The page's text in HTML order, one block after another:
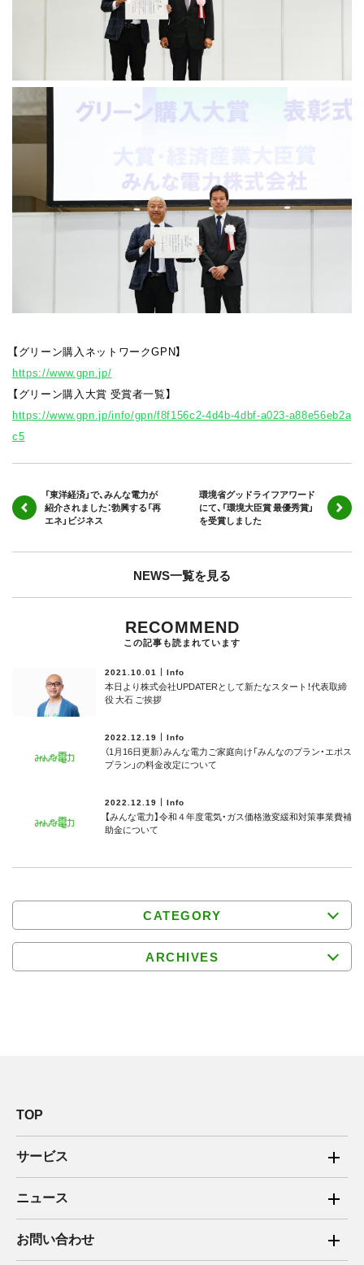
【グリーン購入ネットワークGPN】
https://www.gpn.jp/
【グリーン購入大賞 受賞者一覧】
https://www.gpn.jp/info/gpn/f8f156c2-4d4b-4dbf-a023-a88e56eb2a
c5
「東洋経済」で、みんな電力が
紹介されました：勃興する「再
エネ」ビジネス
環境省グッドライフアワード
にて、「環境大臣賞 最優秀賞」
を受賞しました
NEWS一覧を見る
RECOMMEND
この記事も読まれています
2021.10.01 Info
本日より株式会社UPDATERとして新たなスタート！代表取締
役 大石 ご挨拶
2022.12.19 Info
（1月16日更新）みんな電力ご家庭向け「みんなのプラン・エポス
プラン」の料金改定について
2022.12.19 Info
【みんな電力】令和４年度電気・ガス価格激変緩和対策事業費補
助⾦について
CATEGORY
ARCHIVES
TOP
サービス
ご家庭向け電力サービス
法人向け脱炭素サービス
ニュース
2025年
お問い合わせ